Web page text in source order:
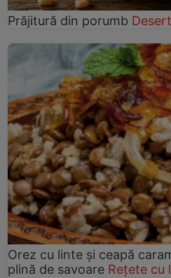
Prăjitură din porumb
Orez cu linte și ceapă
plină de savoare Rețete cu